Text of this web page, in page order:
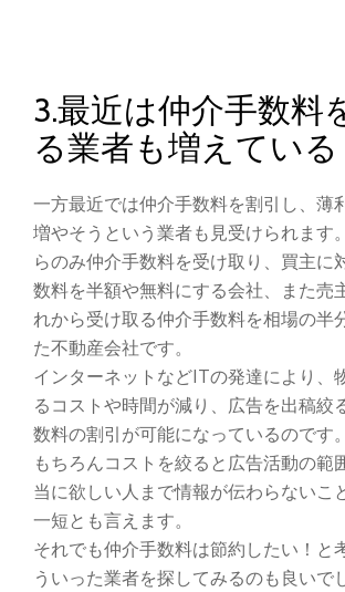
3.最近は仲介手数料
る業者も増えている
一方最近では仲介手数料を割引し、薄
増やそうという業者も見受けられます
らのみ仲介手数料を受け取り、買主に
数料を半額や無料にする会社、また売
れから受け取る仲介手数料を相場の半
た不動産会社です。
インターネットなどITの発達により、
るコストや時間が減り、広告を出稿絞
数料の割引が可能になっているのです。
もちろんコストを絞ると広告活動の範
当に欲しい人まで情報が伝わらないこ
一短とも言えます。
それでも仲介手数料は節約したい！と
ういった業者を探してみるのも良いで